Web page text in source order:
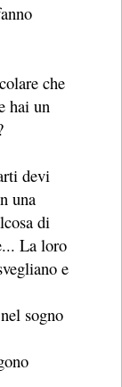
che
hai un
devi
una
di
La loro
e
sogno